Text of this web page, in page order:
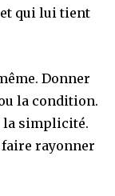
qui lui tient
Donner
la condition.
la simplicité.
rayonner